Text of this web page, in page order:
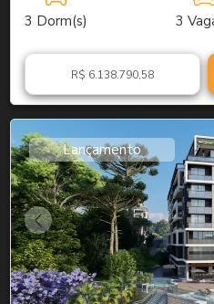
3 Dorm(s) 3
R$ 6.138.790,58
Lançamento